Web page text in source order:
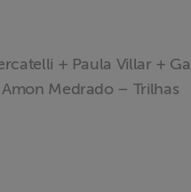
+ Paula Villar +
Medrado – Trilhas